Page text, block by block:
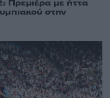
Πρεμιέρα με ήττα
στην